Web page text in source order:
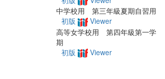
中学校用 第三年級夏期自習用
初版
Viewer
高等女学校用 第四年級第一学
期
初版
Viewer